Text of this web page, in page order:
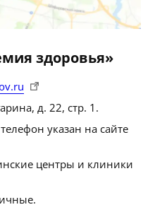
здоровья»
д. 22, стр. 1.
указан на сайте
центры и клиники